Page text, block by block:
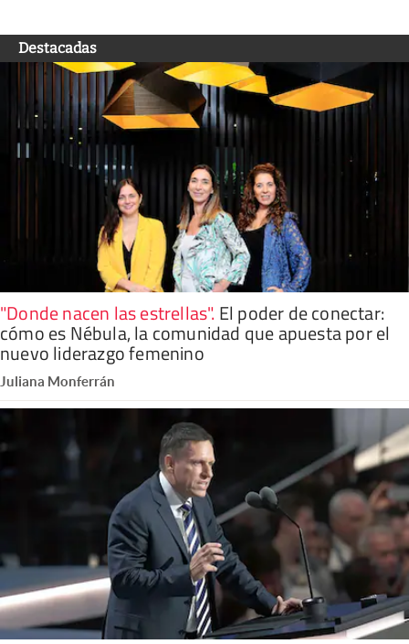
Destacadas
"Donde nacen las estrellas". El poder de conectar:
cómo es Nébula, la comunidad que apuesta por el
nuevo liderazgo femenino
Juliana Monferrán